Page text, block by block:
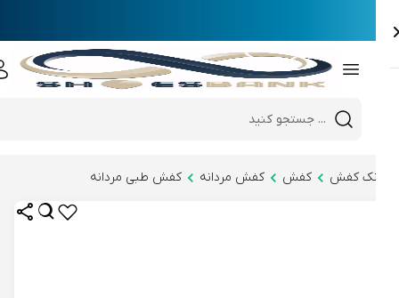
Mobile header search
کفش کفش کفش مردانه کفش طبی مردانه